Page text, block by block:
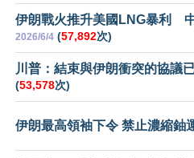
伊朗戰火推升美國LNG暴利
2026/6/4 (57,892次)
川普：結束與伊朗衝突的協議
(53,578次)
伊朗最高領袖下令 禁止濃縮鈾